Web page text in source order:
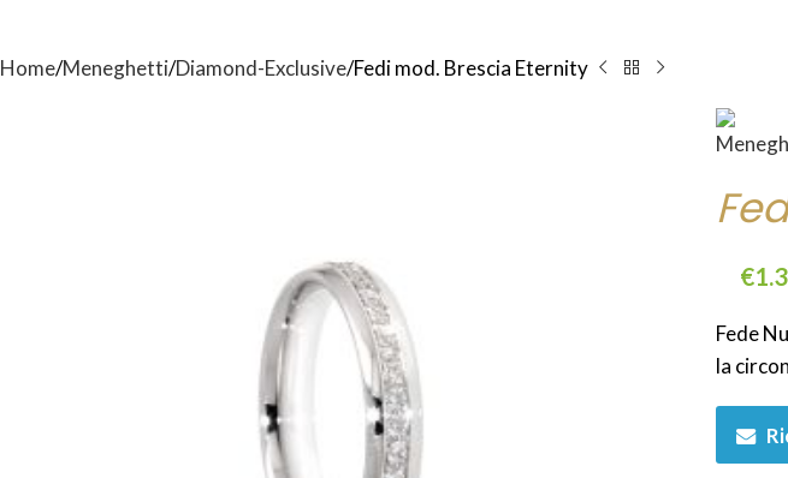
Home Meneghetti Diamond-Exclusive Fedi mod. Brescia Eternity
€
Fede
la